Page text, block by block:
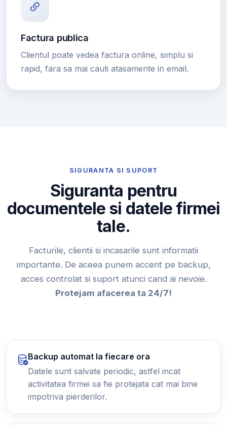
Factura publica
Clientul poate vedea factura online, simplu si
rapid, fara sa mai cauti atasamente in email.
SIGURANTA SI SUPORT
Siguranta pentru
documentele si datele firmei
tale.
Facturile, clientii si incasarile sunt informatii
importante. De aceea punem accent pe backup,
acces controlat si suport atunci cand ai nevoie.
Protejam afacerea ta 24/7!
Backup automat la fiecare ora
Datele sunt salvate periodic, astfel incat
activitatea firmei sa fie protejata cat mai bine
impotriva pierderilor.